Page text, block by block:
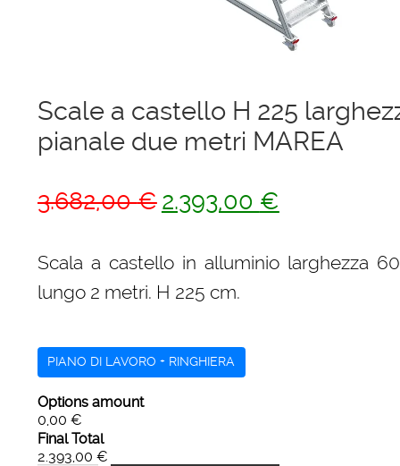
Articoli per la casa
Scale a castello H 225
pianale due metri MAREA
3.682,00€ Il
originale
era:
2.393,00 €
attuale
Scala a castello in alluminio larghezza
lungo 2 metri. H 225 cm.
PIANO DI LAVORO + RINGHIERA
Options amount
0,00 €
Final Total
2.393,00 €